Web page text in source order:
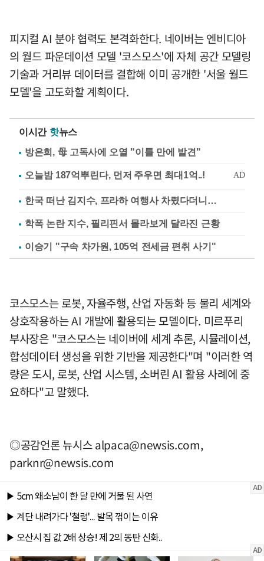
피지컬 AI 분야 협력도 본격화한다. 네이버는 엔비디아
의 월드 파운데이션 모델 '코스모스'에 자체 공간 모델링
기술과 거리뷰 데이터를 결합해 이미 공개한 '서울 월드
모델'을 고도화할 계획이다.
이시간 핫뉴스
방은희, 母 고독사에 오열 "이틀 만에 발견"
한국 떠난 김지수, 프라하 여행사 차렸다더니…
학폭 논란 지수, 필리핀서 몰라보게 달라진 근황
이승기 "구속 차가원, 105억 전세금 편취 사기"
코스모스는 로봇, 자율주행, 산업 자동화 등 물리 세계와
상호작용하는 AI 개발에 활용되는 모델이다. 미르푸리
부사장은 "코스모스는 네이버에 세계 추론, 시뮬레이션,
합성데이터 생성을 위한 기반을 제공한다"며 "이러한 역
량은 도시, 로봇, 산업 시스템, 소버린 AI 활용 사례에 중
요하다"고 말했다.
◎공감언론 뉴시스alpaca@newsis.com,
parknr@newsis.com